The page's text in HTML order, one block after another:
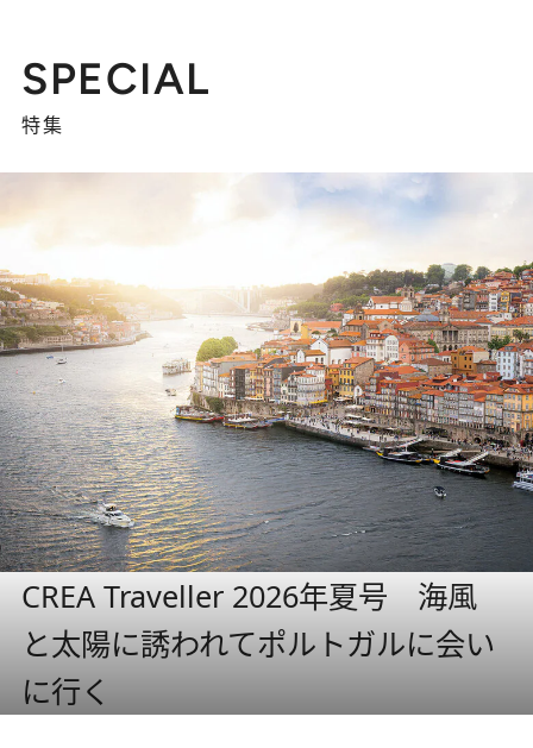
SPECIAL
特集
CREA Traveller 2026年夏号 海風
と太陽に誘われてポルトガルに会い
に行く